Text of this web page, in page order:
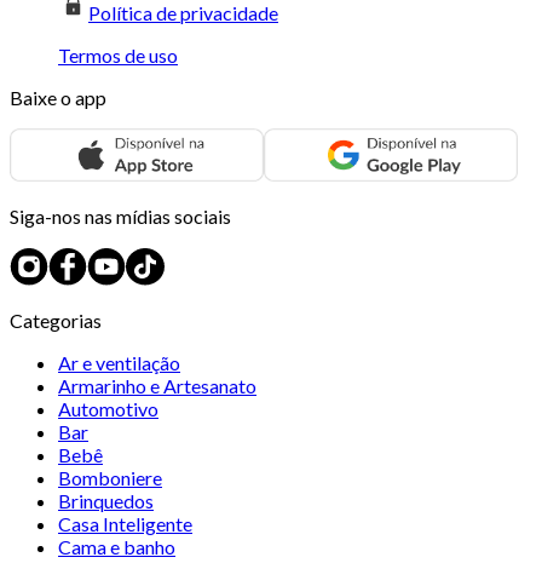
Política de privacidade
Termos de uso
Baixe o app
Siga-nos nas mídias sociais
Categorias
Ar e ventilação
Armarinho e Artesanato
Automotivo
Bar
Bebê
Bomboniere
Brinquedos
Casa Inteligente
Cama e banho